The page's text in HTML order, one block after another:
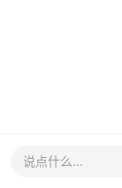
说点什么...